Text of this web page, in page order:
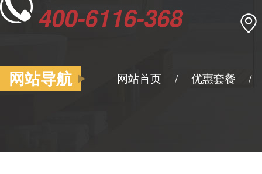
400-6116-368
网站导航 网站首页 / 优惠套餐 /